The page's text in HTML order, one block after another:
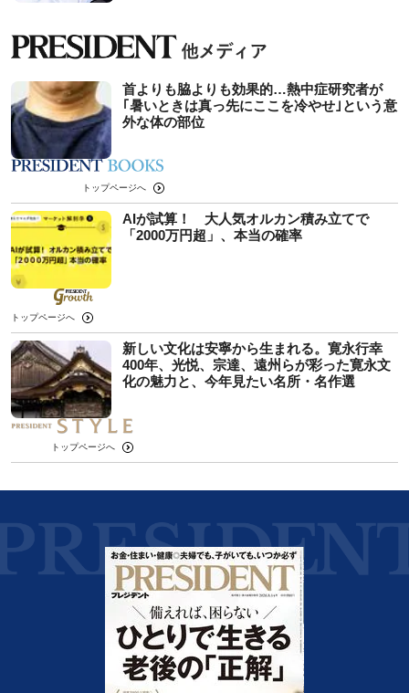
首よりも脇よりも効果的…熱中症研究者が
｢暑いときは真っ先にここを冷やせ｣という意
外な体の部位
トップページへ
AIが試算！ 大人気オルカン積み立てで
「2000万円超」、本当の確率
トップページへ
新しい文化は安寧から生まれる。寛永行幸
400年、光悦、宗達、遠州らが彩った寛永文
化の魅力と、今年見たい名所・名作選
トップページへ